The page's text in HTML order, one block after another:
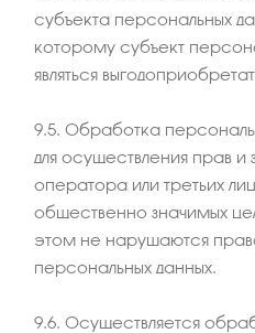
субъекта персональных
которому субъект
являться
9.5. Обработка
для осуществления прав и
оператора или третьих
общественно значимых
этом не нарушаются
персональных данных.
9.6. Осуществляется